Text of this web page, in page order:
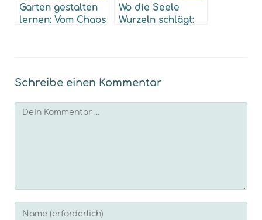
Garten gestalten
lernen: Vom Chaos
Wo die Seele
Wurzeln schlägt:
Schreibe einen Kommentar